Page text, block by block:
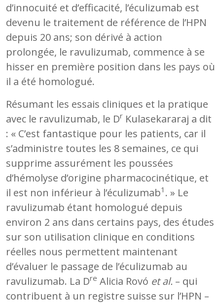
d’innocuité et d’efficacité, l’éculizumab est
devenu le traitement de référence de l’HPN
depuis 20 ans; son dérivé à action
prolongée, le ravulizumab, commence à se
hisser en première position dans les pays où
il a été homologué.
Résumant les essais cliniques et la pratique
avec le ravulizumab, le Dr Kulasekararaj a dit
: « C’est fantastique pour les patients, car il
s’administre toutes les 8 semaines, ce qui
supprime assurément les poussées
d’hémolyse d’origine pharmacocinétique, et
il est non inférieur à l’éculizumab1 . » Le
ravulizumab étant homologué depuis
environ 2 ans dans certains pays, des études
sur son utilisation clinique en conditions
réelles nous permettent maintenant
d’évaluer le passage de l’éculizumab au
ravulizumab. La Dre Alicia Rovó et al. – qui
contribuent à un registre suisse sur l’HPN –